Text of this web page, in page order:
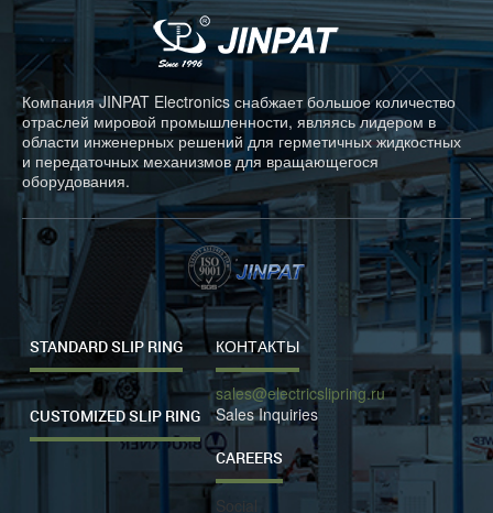
Компания JINPAT Electronics снабжает большое количество
отраслей мировой промышленности, являясь лидером в
области инженерных решений для герметичных жидкостных
и передаточных механизмов для вращающегося
оборудования.
STANDARD SLIP RING
CUSTOMIZED SLIP RING
КОНТАКТЫ
sales@electricslipring.ru
Sales Inquiries
CAREERS
Social